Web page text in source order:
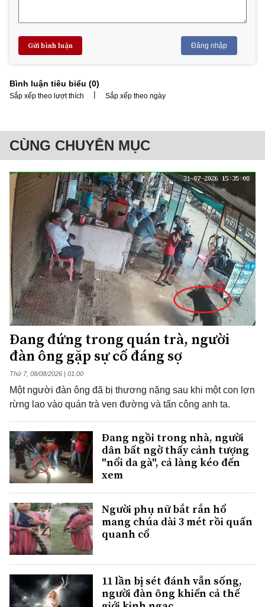
Gửi bình luận Đăng nhập
Bình luận tiêu biểu (0)
Sắp xếp theo lượt thích | Sắp xếp theo ngày
CÙNG CHUYÊN MỤC
Đang đứng trong quán trà, người
đàn ông gặp sự cố đáng sợ
Thứ 7, 08/08/2026 | 01:00
Một người đàn ông đã bị thương nặng sau khi một con lợn
rừng lao vào quán trà ven đường và tấn công anh ta.
Đang ngồi trong nhà, người
dân bất ngờ thấy cảnh tượng
"nổi da gà", cả làng kéo đến
xem
Người phụ nữ bắt rắn hổ
mang chúa dài 3 mét rồi quấn
quanh cổ
11 lần bị sét đánh vẫn sống,
người đàn ông khiến cả thế